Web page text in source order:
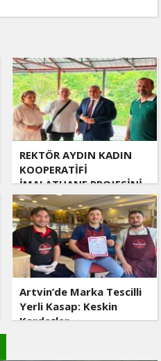
REKTÖR AYDIN KADIN
KOOPERATİFİ
İMALATHANE PROJESİNİ
YERİNDE İNCELEDİ
Artvin’de Marka Tescilli
Yerli Kasap: Keskin
Kardeşler